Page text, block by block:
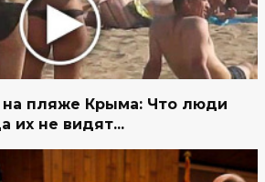
на пляже Крыма: Что люди
их не видят...